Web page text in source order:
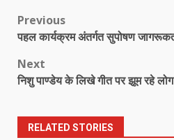
Post
navigation
Previous
पहल कार्यक्रम अंतर्गत सुपोषण
Next
निशु पाण्डेय के लिखे गीत पर झूम रहे लोग
RELATED STORIES